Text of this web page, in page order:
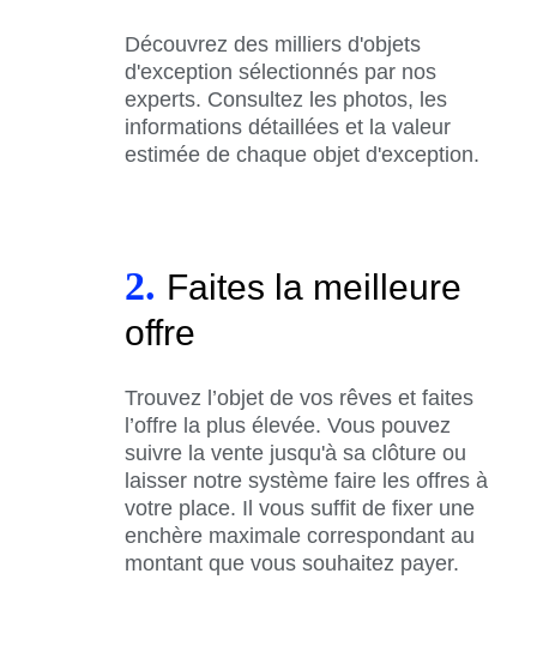
Découvrez des milliers d'objets
d'exception sélectionnés par nos
experts. Consultez les photos, les
informations détaillées et la valeur
estimée de chaque objet d'exception.
2. Faites la meilleure
offre
Trouvez l’objet de vos rêves et faites
l’offre la plus élevée. Vous pouvez
suivre la vente jusqu'à sa clôture ou
laisser notre système faire les offres à
votre place. Il vous suffit de fixer une
enchère maximale correspondant au
montant que vous souhaitez payer.